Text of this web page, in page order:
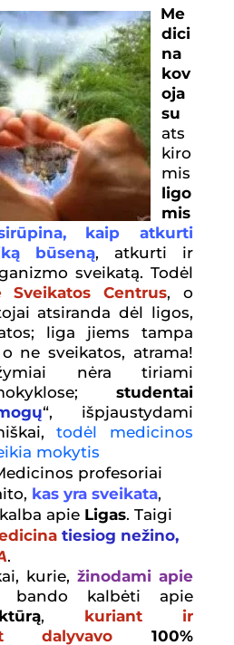
Me
dici
na
kov
oja
su
ats
kiro
mis
ligo
mis
kaip atkurti
būseną, atkurti ir
sveikatą. Todėl
Sveikatos Centrus, o
atsiranda dėl ligos,
liga jiems tampa
ne sveikatos, atrama!
nėra tiriami
studentai
“, išpjaustydami
todėl medicinos
mokytis
profesoriai
kas yra sveikata,
apie Ligas. Taigi
tiesiog nežino,
.
kurie, žinodami apie
bando kalbėti apie
, kuriant ir
dalyvavo100%